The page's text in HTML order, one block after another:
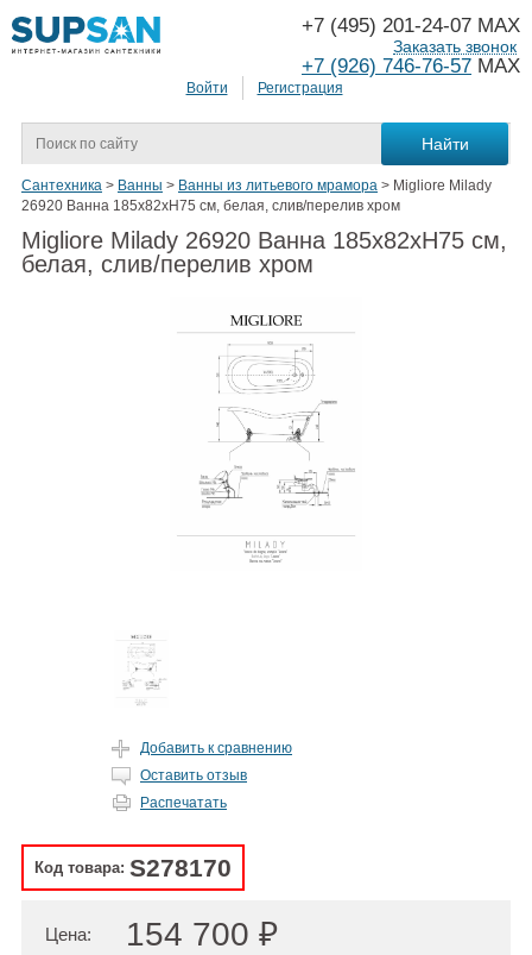
Войти Регистрация
+7 (495) 201-24-07 MAX
+7 (926) 746-76-57 MAX
Заказать звонок
Сантехника > Ванны > Ванны из литьевого мрамора > Migliore Milady
26920 Ванна 185x82xH75 см, белая, слив/перелив хром
Migliore Milady 26920 Ванна 185x82xH75 см,
белая, слив/перелив хром
Добавить к сравнению
Оставить отзыв
Распечатать
Код товара: S278170
Цена: 154 700 ₽